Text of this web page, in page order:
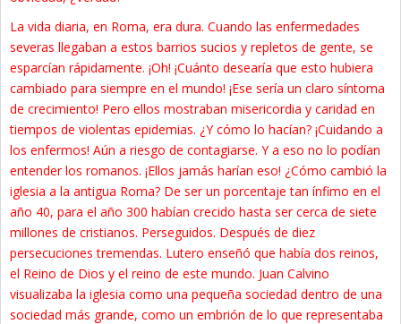
La vida diaria, en Roma, era dura. Cuando las enfermedades
severas llegaban a estos barrios sucios y repletos de gente, se
esparcían rápidamente. ¡Oh! ¡Cuánto desearía que esto hubiera
cambiado para siempre en el mundo! ¡Ese sería un claro síntoma
de crecimiento! Pero ellos mostraban misericordia y caridad en
tiempos de violentas epidemias. ¿Y cómo lo hacían? ¡Cuidando a
los enfermos! Aún a riesgo de contagiarse. Y a eso no lo podían
entender los romanos. ¡Ellos jamás harían eso! ¿Cómo cambió la
iglesia a la antigua Roma? De ser un porcentaje tan ínfimo en el
año 40, para el año 300 habían crecido hasta ser cerca de siete
millones de cristianos. Perseguidos. Después de diez
persecuciones tremendas. Lutero enseñó que había dos reinos,
el Reino de Dios y el reino de este mundo. Juan Calvino
visualizaba la iglesia como una pequeña sociedad dentro de una
sociedad más grande, como un embrión de lo que representaba